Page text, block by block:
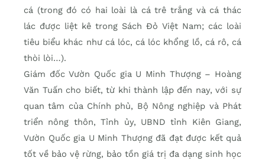
cá (trong đó có hai loài là cá trê trắng và cá thác
lác được liệt kê trong Sách Đỏ Việt Nam; các loài
tiêu biểu khác như cá lóc, cá lóc khổng lồ, cá rô, cá
thòi lòi…).
Giám đốc Vườn Quốc gia U Minh Thượng – Hoàng
Văn Tuấn cho biết, từ khi thành lập đến nay, với sự
quan tâm của Chính phủ, Bộ Nông nghiệp và Phát
triển nông thôn, Tỉnh ủy, UBND tỉnh Kiên Giang,
Vườn Quốc gia U Minh Thượng đã đạt được kết quả
tốt về bảo vệ rừng, bảo tồn giá trị đa dạng sinh học